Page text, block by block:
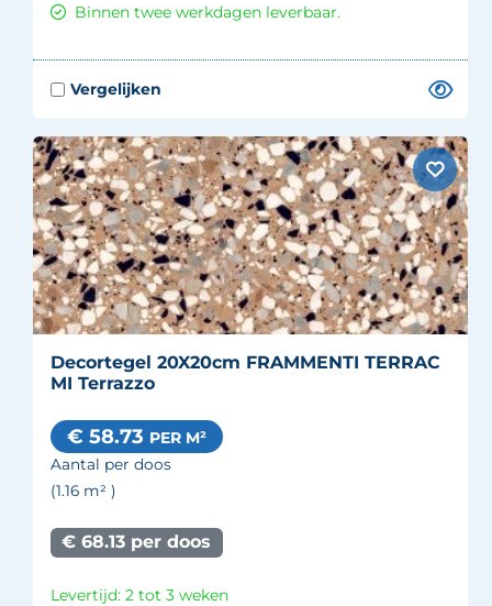
Binnen twee werkdagen leverbaar.
Decortegel 20X20cm FRAMMENTI TERRAC
MI Terrazzo
€ 58.73 PER M²
Aantal per doos
(1.16 m² )
€ 68.13 per doos
Levertijd: 2 tot 3 weken